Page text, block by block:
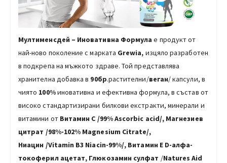
Мултименсдей – Иновативна Формула е продукт от
най-ново поколение с марката Grewia, изцяло разработен
в подкрепа на мъжкото здраве. Той представлява
хранителна добавка в 90бр.растителни/веган/ капсули, в
чиято 100%иновативна и ефективна формула, в състав от
високо стандартизирани билкови екстракти, минерали и
витамини от Витамин С /99% Ascorbic acid/, Магнезиев
цитрат /98%-102% Magnesium Citrate/,
Ниацин /Vitamin B3 Niacin-99%/, Витамин Е D-алфа-
токоферил ацетат, Глюкозамин сулфат /Natures Aid